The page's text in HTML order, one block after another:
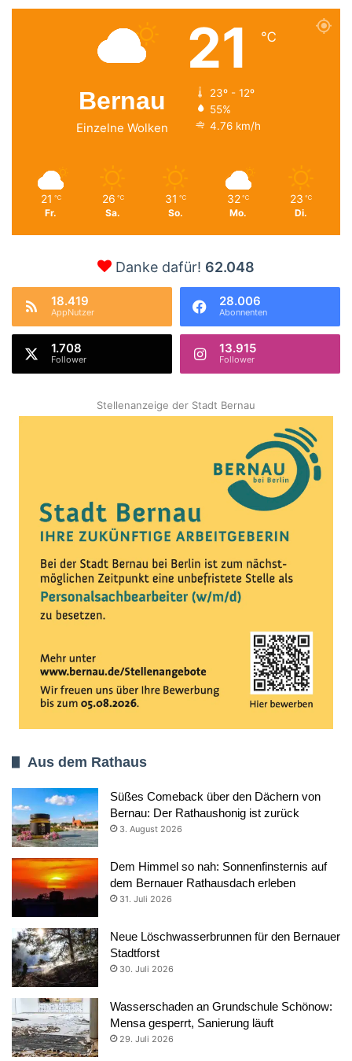
Bernau
Einzelne Wolken
21 ℃
23º - 12º
55%
4.76 km/h
21 ℃
Fr.
26 ℃
Sa.
31 ℃
So.
32 ℃
Mo.
23 ℃
Di.
Danke dafür! 62.048
18.419
AppNutzer
28.006
Abonnenten
1.708
Follower
13.915
Follower
Stellenanzeige der Stadt Bernau
Aus dem Rathaus
Süßes Comeback über den Dächern von
Bernau: Der Rathaushonig ist zurück
3. August 2026
Dem Himmel so nah: Sonnenfinsternis auf
dem Bernauer Rathausdach erleben
31. Juli 2026
Neue Löschwasserbrunnen für den Bernauer
Stadtforst
30. Juli 2026
Wasserschaden an Grundschule Schönow:
Mensa gesperrt, Sanierung läuft
29. Juli 2026